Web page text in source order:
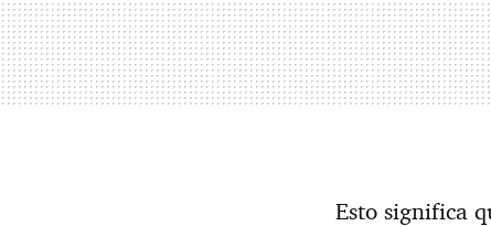
Esto significa